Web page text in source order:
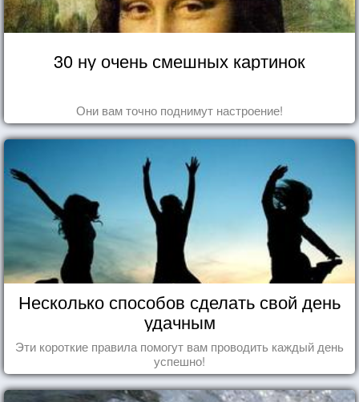
30 ну очень смешных картинок
Они вам точно поднимут настроение!
Несколько способов сделать свой день
удачным
Эти короткие правила помогут вам проводить каждый день
успешно!